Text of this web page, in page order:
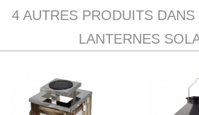
4 AUTRES PRODUITS
LANTERNES